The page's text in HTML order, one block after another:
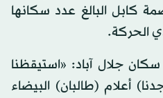
كابل البالغ عدد سكانها
جلال آباد: «استيقظنا
أعلام (طالبان) البيضاء